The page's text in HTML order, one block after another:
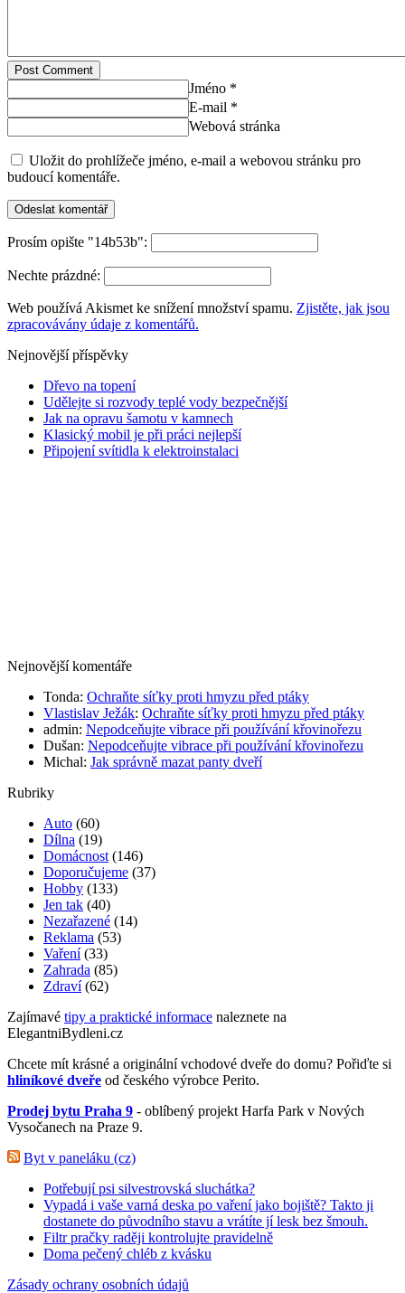
Post Comment
Jméno *
E-mail *
Webová stránka
Uložit do prohlížeče jméno, e-mail a webovou stránku pro
budoucí komentáře.
Prosím opište "14b53b":
Nechte prázdné:
Web používá Akismet ke snížení množství spamu. Zjistěte, jak jsou
zpracovávány údaje z komentářů.
Nejnovější příspěvky
Dřevo na topení
Udělejte si rozvody teplé vody bezpečnější
Jak na opravu šamotu v kamnech
Klasický mobil je při práci nejlepší
Připojení svítidla k elektroinstalaci
Nejnovější komentáře
Tonda: Ochraňte síťky proti hmyzu před ptáky
Vlastislav Ježák: Ochraňte síťky proti hmyzu před ptáky
admin: Nepodceňujte vibrace při používání křovinořezu
Dušan: Nepodceňujte vibrace při používání křovinořezu
Michal: Jak správně mazat panty dveří
Rubriky
Auto (60)
Dílna (19)
Domácnost (146)
Doporučujeme (37)
Hobby (133)
Jen tak (40)
Nezařazené (14)
Reklama (53)
Vaření(33)
Zahrada (85)
Zdraví(62)
Zajímavé tipy a praktické informace naleznete na
ElegantniBydleni.cz
Chcete mít krásné a originální vchodové dveře do domu? Pořiďte si
hliníkové dveře od českého výrobce Perito.
Prodej bytu Praha 9 - oblíbený projekt Harfa Park v Nových
Vysočanech na Praze 9.
Byt v paneláku (cz)
Potřebují psi silvestrovská sluchátka?
Vypadá i vaše varná deska po vaření jako bojiště? Takto ji
dostanete do původního stavu a vrátíte jí lesk bez šmouh.
Filtr pračky raději kontrolujte pravidelně
Doma pečený chléb z kvásku
Zásady ochrany osobních údajů